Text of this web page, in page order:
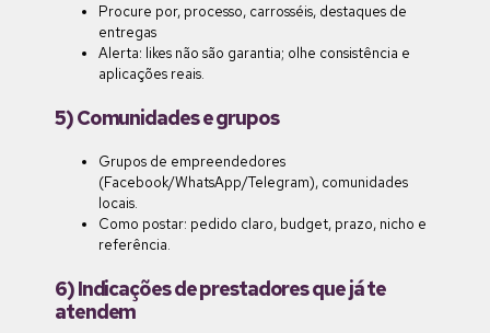
Procure por, processo, carrosséis, destaques de
entregas
Alerta: likes não são garantia; olhe consistência e
aplicações reais.
5) Comunidades e grupos
Grupos de empreendedores
(Facebook/WhatsApp/Telegram), comunidades
locais.
Como postar: pedido claro, budget, prazo, nicho e
referência.
6) Indicações de prestadores que já te
atendem